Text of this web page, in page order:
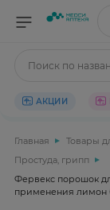
Поиск по
АКЦИИ
Главная Товары
Простуда, грипп
Фервекс порошок
применения лимон